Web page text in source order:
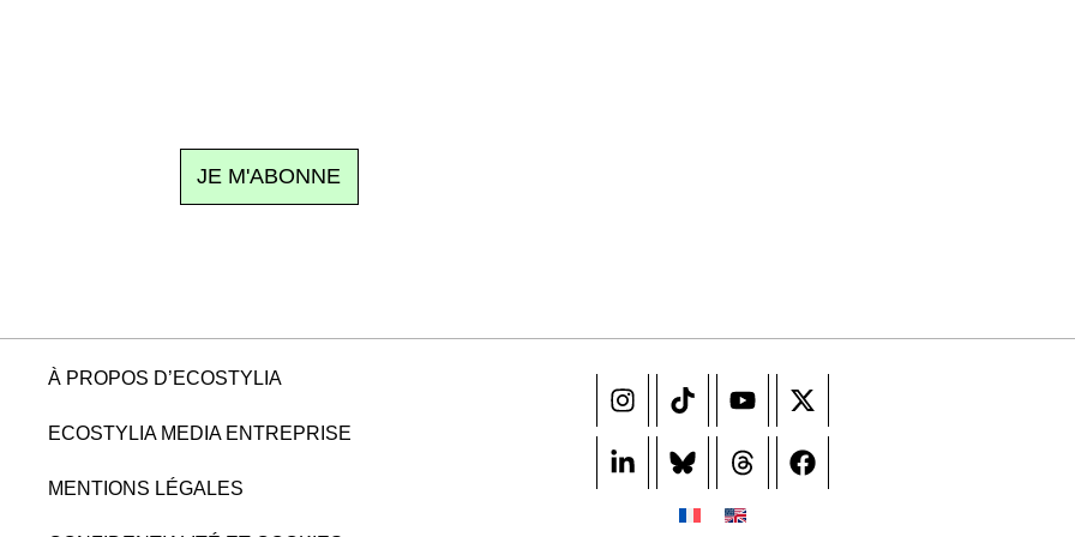
JE M'ABONNE
À PROPOS D’ECOSTYLIA
ECOSTYLIA MEDIA ENTREPRISE
MENTIONS LÉGALES